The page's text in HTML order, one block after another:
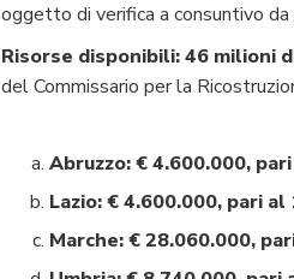
oggetto di verifica a consuntivo
Risorse disponibili:46 milioni
del Commissario per la
Abruzzo: € 4.600.000,
Lazio: € 4.600.000, pari
Marche: € 28.060.000,